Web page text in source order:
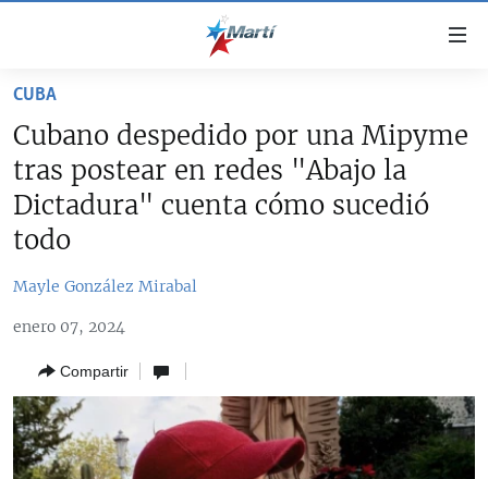
accesibilidad
contenido
principal
navegación
principal
la
búsqueda
CUBA
DERECHOS HUMANOS
SOBRE CUBA
ESTADOS UNIDOS
ESTADOS UNIDOS
AMÉRICA LATINA
OPINIÓN GRÁFICA
AUDIOVISUALES MARTÍ
CUBA
Cubano despedido por una Mipyme
tras postear en redes "Abajo la
Dictadura" cuenta cómo sucedió
todo
Mayle González Mirabal
enero 07, 2024
Compartir